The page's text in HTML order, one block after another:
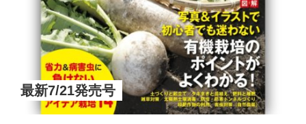
最新7/21発売号